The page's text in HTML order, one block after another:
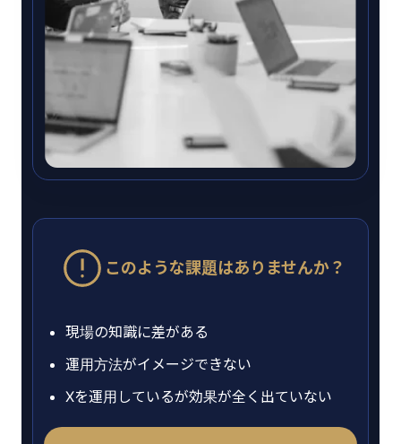
このような課題はありませんか？
現場の知識に差がある
運用方法がイメージできない
Xを運用しているが効果が全く出ていない